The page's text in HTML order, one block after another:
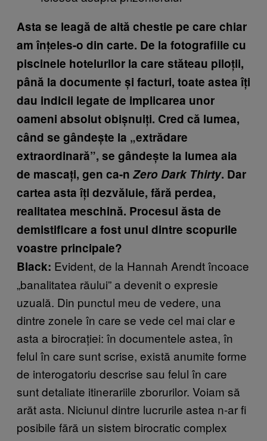
Asta se leagă de altă chestie pe care chiar
am înțeles-o din carte. De la fotografiile cu
piscinele hotelurilor la care stăteau piloții,
până la documente și facturi, toate astea îți
dau indicii legate de implicarea unor
oameni absolut obișnuiți. Cred că lumea,
când se gândește la „extrădare
extraordinară”, se gândește la lumea aia
de mascați, gen ca-n Zero Dark Thirty. Dar
cartea asta îți dezvăluie, fără perdea,
realitatea meschină. Procesul ăsta de
demistificare a fost unul dintre scopurile
voastre principale?
Black: Evident, de la Hannah Arendt încoace
„banalitatea răului” a devenit o expresie
uzuală. Din punctul meu de vedere, una
dintre zonele în care se vede cel mai clar e
asta a birocrației: în documentele astea, în
felul în care sunt scrise, există anumite forme
de interogatoriu descrise sau felul în care
sunt detaliate itinerariile zborurilor. Voiam să
arăt asta. Niciunul dintre lucrurile astea n-ar fi
posibile fără un sistem birocratic complex